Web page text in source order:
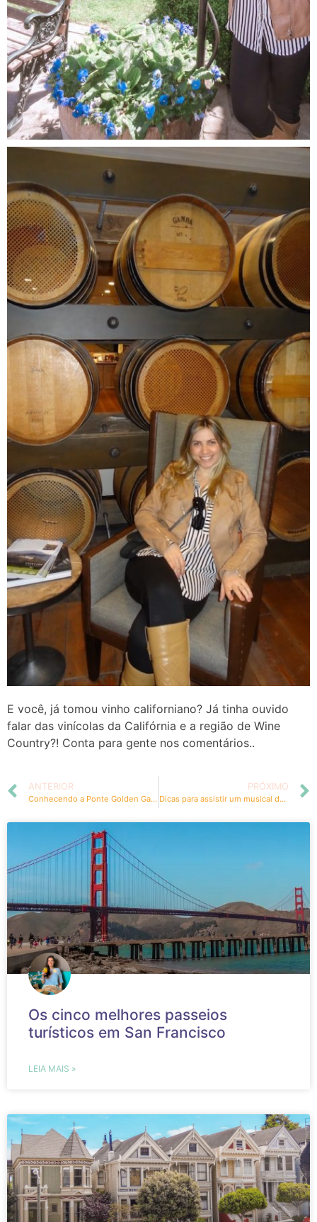
E você, já tomou vinho californiano? Já tinha ouvido
falar das vinícolas da Califórnia e a região de Wine
Country?! Conta para gente nos comentários..
ANTERIOR
Conhecendo a Ponte Golden Gate de bicicleta até Sausalito
PRÓXIMO
Dicas para assistir um musical da Broadway em Nova York
Os cinco melhores passeios
turísticos em San Francisco
LEIA MAIS »